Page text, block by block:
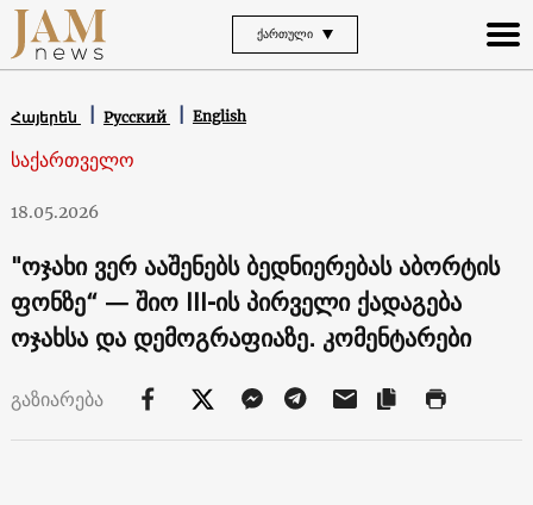
ᲥᲐᲠᲗᲣᲚᲘ
Հայերեն Русский English
საქართველო
18.05.2026
"ოჯახი ვერ ააშენებს ბედნიერებას აბორტის
ფონზე“ — შიო III-ის პირველი ქადაგება
ოჯახსა და დემოგრაფიაზე. კომენტარები
გაზიარება